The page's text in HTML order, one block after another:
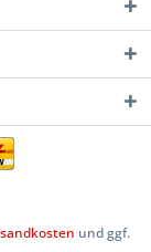
und ggf.